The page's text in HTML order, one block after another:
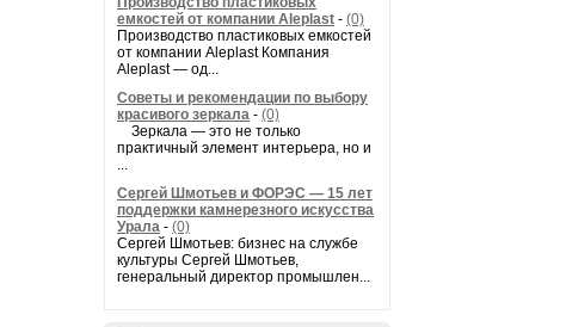
емкостей от компании Aleplast - (0)
Производство пластиковых емкостей
от компании Aleplast Компания
Aleplast — од...
Советы и рекомендации по выбору
красивого зеркала - (0)
Зеркала — это не только
практичный элемент интерьера, но и
...
Сергей Шмотьев и ФОРЭС — 15 лет
поддержки камнерезного искусства
Урала - (0)
Сергей Шмотьев: бизнес на службе
культуры Сергей Шмотьев,
генеральный директор промышлен...